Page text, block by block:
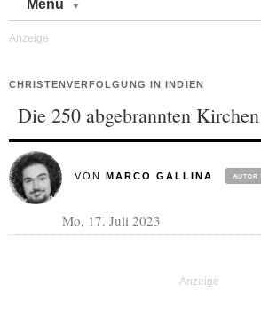
Menü
CHRISTENVERFOLGUNG IN INDIEN
Die 250 abgebrannten
VON MARCO GALLINA
Mo, 17. Juli 2023